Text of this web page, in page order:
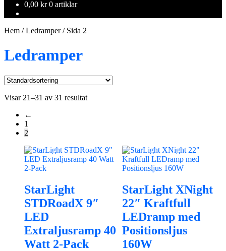
0,00 kr 0 artiklar
Hem /Ledramper/ Sida 2
Ledramper
Visar 21–31 av 31 resultat
←
1
2
StarLight
STDRoadX 9″
LED
Extraljusramp 40
Watt 2-Pack
StarLight XNight
22″ Kraftfull
LEDramp med
Positionsljus
160W